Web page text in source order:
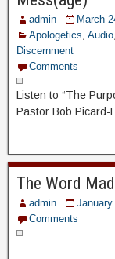
admin
March
Apologetics Audio
Discernment
Comments
Listen to “The
Pastor Bob Picard-
The Word
admin
Comments